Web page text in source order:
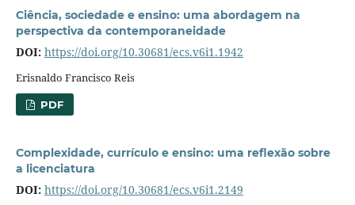
Ciência, sociedade e ensino: uma abordagem na
perspectiva da contemporaneidade
DOI: https://doi.org/10.30681/ecs.v6i1.1942
Erisnaldo Francisco Reis
PDF
Complexidade, currículo e ensino: uma reflexão sobre
a licenciatura
DOI: https://doi.org/10.30681/ecs.v6i1.2149